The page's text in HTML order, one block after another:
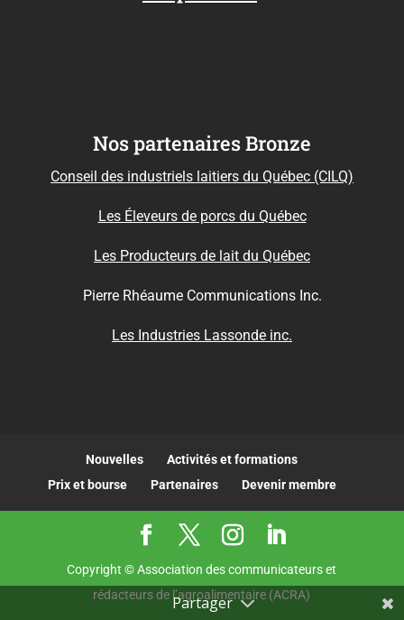
Nos partenaires Bronze
Conseil des industriels laitiers du Québec (CILQ)
Les Éleveurs de porcs du Québec
Les Producteurs de lait du Québec
Pierre Rhéaume Communications Inc.
Les Industries Lassonde inc.
Nouvelles
Activités et formations
Prix et bourse
Partenaires Devenir membre
Copyright © Association des communicateurs et
rédacteurs de l’agroalimentaire (ACRA)